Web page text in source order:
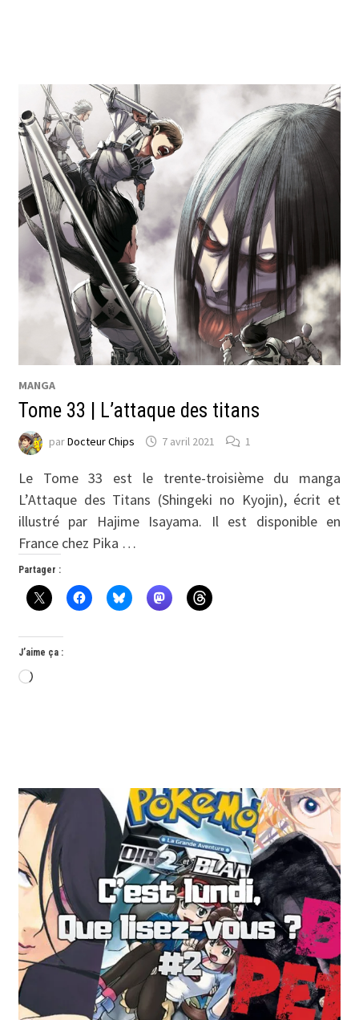
MANGA
Tome 33 | L’attaque des titans
parDocteur Chips 7 avril 2021 1
Le Tome 33 est le trente-troisième du manga
L’Attaque des Titans (Shingeki no Kyojin), écrit et
illustré par Hajime Isayama. Il est disponible en
France chez Pika …
Partager :
J’aime ça :
Chargement…